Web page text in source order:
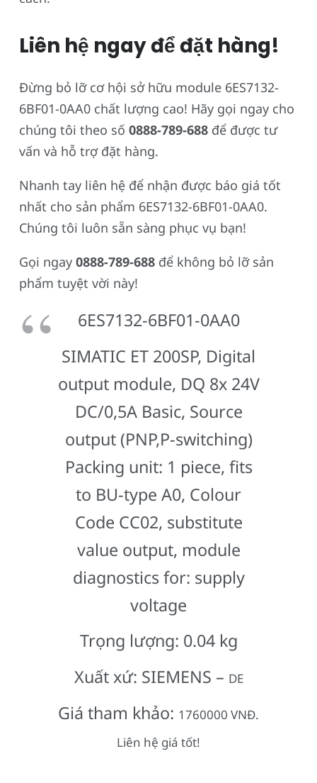
Liên hệ ngay để đặt hàng!
Đừng bỏ lỡ cơ hội sở hữu module 6ES7132-
6BF01-0AA0 chất lượng cao! Hãy gọi ngay cho
chúng tôi theo số 0888-789-688 để được tư
vấn và hỗ trợ đặt hàng.
Nhanh tay liên hệ để nhận được báo giá tốt
nhất cho sản phẩm 6ES7132-6BF01-0AA0.
Chúng tôi luôn sẵn sàng phục vụ bạn!
Gọi ngay 0888-789-688 để không bỏ lỡ sản
phẩm tuyệt vời này!
6ES7132-6BF01-0AA0
SIMATIC ET 200SP, Digital
output module, DQ 8x 24V
DC/0,5A Basic, Source
output (PNP,P-switching)
Packing unit: 1 piece, fits
to BU-type A0, Colour
Code CC02, substitute
value output, module
diagnostics for: supply
voltage
Trọng lượng: 0.04 kg
Xuất xứ: SIEMENS – DE
Giá tham khảo: 1760000 VNĐ.
Liên hệ giá tốt!